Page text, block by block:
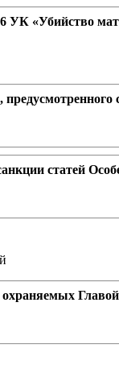
УК «Убийство
статей